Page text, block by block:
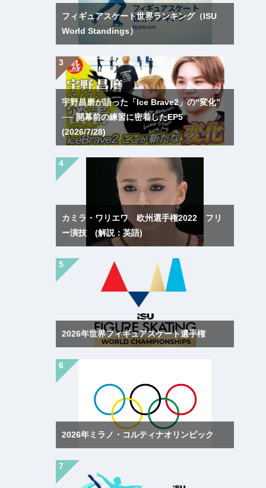
フィギュアスケート世界ランキング（ISU
World Standings）
宇野昌磨が語った「Ice Brave2」の“変化”
── 開幕前の練習に密着したEP5
(2026/7/28)
カミラ・ワリエワ 欧州選手権2022 フリ
ー演技 (解説：英語)
2026年世界フィギュアスケート選手権
2026年ミラノ・コルティナオリンピック